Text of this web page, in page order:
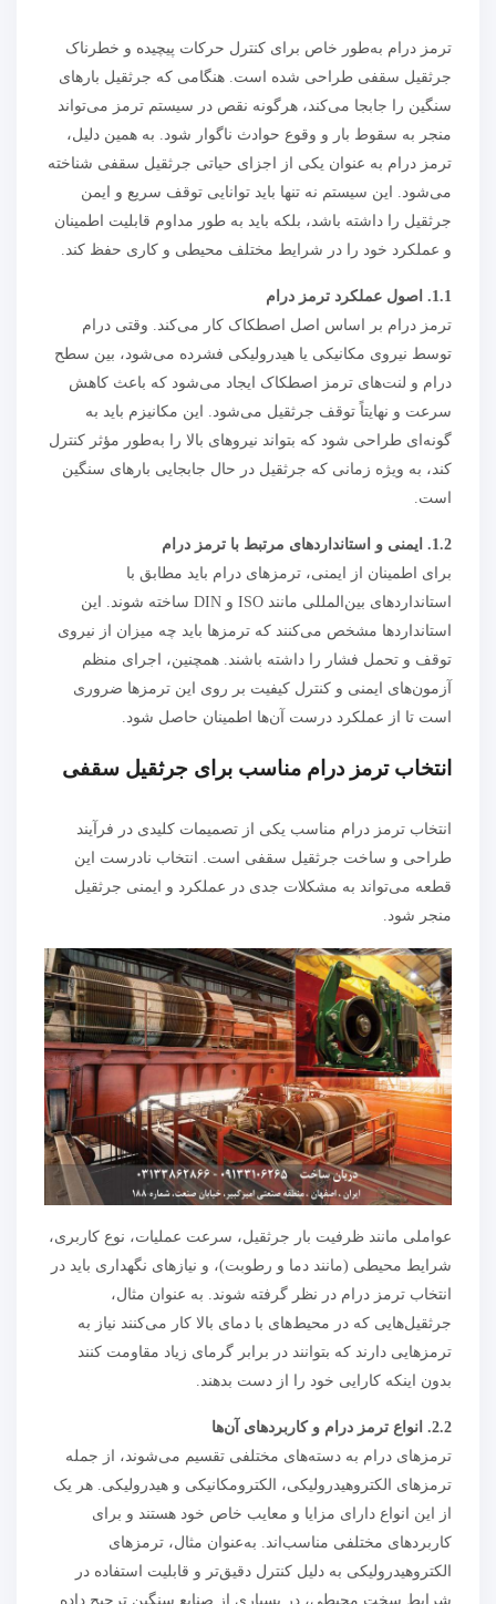
ترمز درام به‌طور خاص برای کنترل حرکات پیچیده و خطرناک
جرثقیل سقفی طراحی شده است. هنگامی که جرثقیل بارهای
سنگین را جابجا می‌کند، هرگونه نقص در سیستم ترمز می‌تواند
منجر به سقوط بار و وقوع حوادث ناگوار شود. به همین دلیل،
ترمز درام به عنوان یکی از اجزای حیاتی جرثقیل سقفی شناخته
می‌شود. این سیستم نه تنها باید توانایی توقف سریع و ایمن
جرثقیل را داشته باشد، بلکه باید به طور مداوم قابلیت اطمینان
و عملکرد خود را در شرایط مختلف محیطی و کاری حفظ کند.
1.1. اصول عملکرد ترمز درام
ترمز درام بر اساس اصل اصطکاک کار می‌کند. وقتی درام
توسط نیروی مکانیکی یا هیدرولیکی فشرده می‌شود، بین سطح
درام و لنت‌های ترمز اصطکاک ایجاد می‌شود که باعث کاهش
سرعت و نهایتاً توقف جرثقیل می‌شود. این مکانیزم باید به
گونه‌ای طراحی شود که بتواند نیروهای بالا را به‌طور مؤثر کنترل
کند، به ویژه زمانی که جرثقیل در حال جابجایی بارهای سنگین
است.
1.2. ایمنی و استانداردهای مرتبط با ترمز درام
برای اطمینان از ایمنی، ترمزهای درام باید مطابق با
استانداردهای بین‌المللی مانند ISO و DIN ساخته شوند. این
استانداردها مشخص می‌کنند که ترمزها باید چه میزان از نیروی
توقف و تحمل فشار را داشته باشند. همچنین، اجرای منظم
آزمون‌های ایمنی و کنترل کیفیت بر روی این ترمزها ضروری
است تا از عملکرد درست آن‌ها اطمینان حاصل شود.
انتخاب ترمز درام مناسب برای جرثقیل سقفی
انتخاب ترمز درام مناسب یکی از تصمیمات کلیدی در فرآیند
طراحی و ساخت جرثقیل سقفی است. انتخاب نادرست این
قطعه می‌تواند به مشکلات جدی در عملکرد و ایمنی جرثقیل
منجر شود.
عواملی مانند ظرفیت بار جرثقیل، سرعت عملیات، نوع کاربری،
شرایط محیطی (مانند دما و رطوبت)، و نیازهای نگهداری باید در
انتخاب ترمز درام در نظر گرفته شوند. به عنوان مثال،
جرثقیل‌هایی که در محیط‌های با دمای بالا کار می‌کنند نیاز به
ترمزهایی دارند که بتوانند در برابر گرمای زیاد مقاومت کنند
بدون اینکه کارایی خود را از دست بدهند.
2.2. انواع ترمز درام و کاربردهای آن‌ها
ترمزهای درام به دسته‌های مختلفی تقسیم می‌شوند، از جمله
ترمزهای الکتروهیدرولیکی، الکترومکانیکی و هیدرولیکی. هر یک
از این انواع دارای مزایا و معایب خاص خود هستند و برای
کاربردهای مختلفی مناسب‌اند. به‌عنوان مثال، ترمزهای
الکتروهیدرولیکی به دلیل کنترل دقیق‌تر و قابلیت استفاده در
شرایط سخت محیطی، در بسیاری از صنایع سنگین ترجیح داده